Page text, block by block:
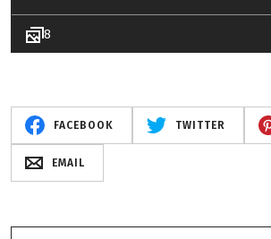
8
FACEBOOK TWITTER
EMAIL